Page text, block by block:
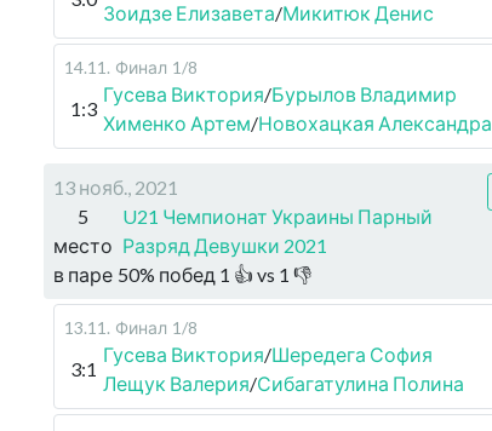
Зоидзе Елизавета/Микитюк Денис
14.11 . Финал 1/8
1:3
Гусева Виктория/Бурылов Владимир
Хименко Артем/Новохацкая Александра
13 нояб., 2021
5
место
U21 Чемпионат Украины Парный
Разряд Девушки 2021
в паре 50% побед 1 👍 vs 1 👎
13.11 . Финал 1/8
3:1
Гусева Виктория/Шередега София
Лещук Валерия/Сибагатулина Полина